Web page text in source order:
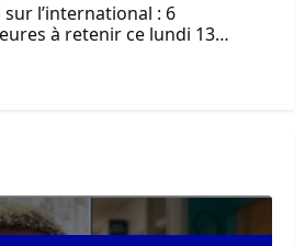
sur l’international : 6
à retenir ce lundi 13